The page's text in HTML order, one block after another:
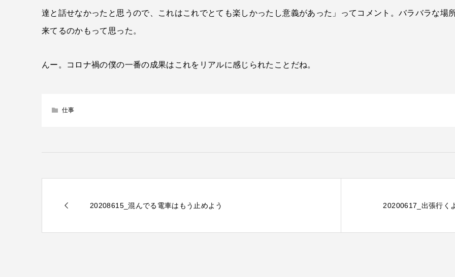
達と話せなかったと思うので、これはこれでとても楽しかったし意義があった」ってコメント。バラバラな場
来てるのかもって思った。
んー。コロナ禍の僕の一番の成果はこれをリアルに感じられたことだね。
仕事
20208615_混んでる電車はもう止めよう 20200617_出張行く